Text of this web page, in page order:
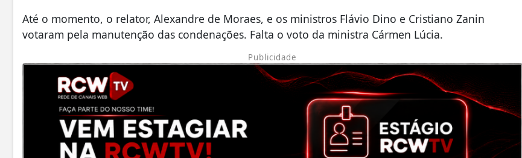
Até o momento, o relator, Alexandre de Moraes, e os ministros Flávio Dino e Cristiano Zanin
votaram pela manutenção das condenações. Falta o voto da ministra Cármen Lúcia.
Publicidade